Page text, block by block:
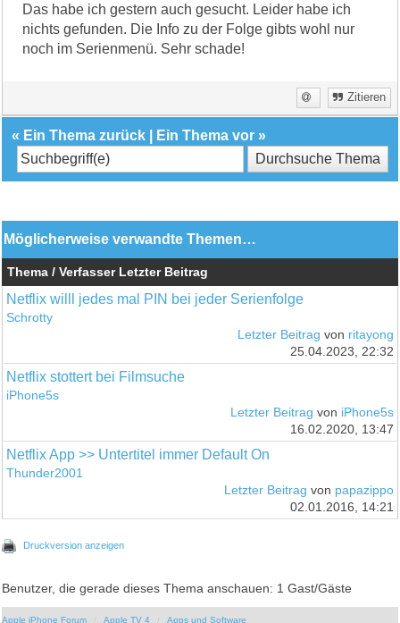
Das habe ich gestern auch gesucht. Leider habe ich
nichts gefunden. Die Info zu der Folge gibts wohl nur
noch im Serienmenü. Sehr schade!
Zitieren
« Ein Thema zurück Ein Thema vor »
Möglicherweise verwandte Themen…
Thema / Verfasser Letzter Beitrag
Netflix willl jedes mal PIN bei jeder Serienfolge
Schrotty
Letzter Beitrag von ritayong
25.04.2023, 22:32
Netflix stottert bei Filmsuche
iPhone5s
Letzter Beitrag von iPhone5s
16.02.2020, 13:47
Netflix App >> Untertitel immer Default On
Thunder2001
Letzter Beitrag von papazippo
02.01.2016, 14:21
Druckversion anzeigen
Benutzer, die gerade dieses Thema anschauen: 1 Gast/Gäste
Apple iPhone Forum Apple TV 4 Apps und Software